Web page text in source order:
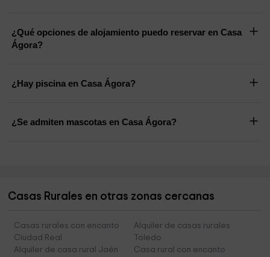
¿Qué opciones de alojamiento puedo reservar en Casa
Ágora?
¿Hay piscina en Casa Ágora?
¿Se admiten mascotas en Casa Ágora?
Casas Rurales en otras zonas cercanas
Casas rurales con encanto
Ciudad Real
Alquiler de casas rurales
Toledo
Alquiler de casa rural Jaén
Casa rural con encanto